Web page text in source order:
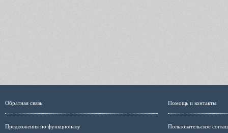
Обратная связь
Предложения по функционалу
Помощь и контакты
Пользовательское